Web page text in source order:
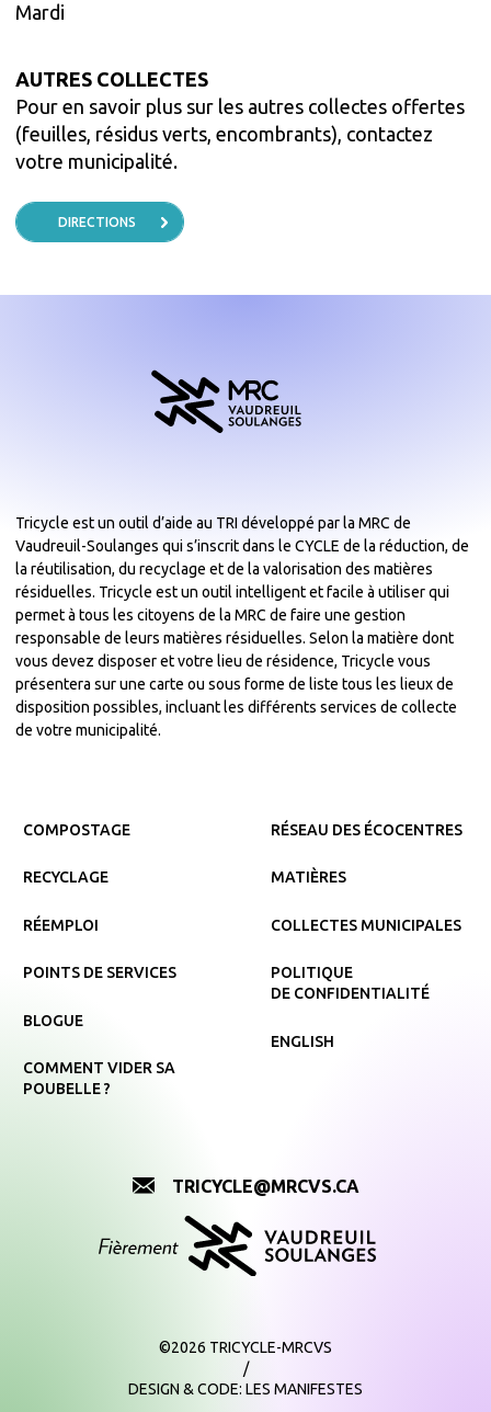
Mardi
AUTRES COLLECTES
Pour en savoir plus sur les autres collectes offertes
(feuilles, résidus verts, encombrants), contactez
votre municipalité.
DIRECTIONS
Tricycle est un outil d’aide au TRI développé par la MRC de
Vaudreuil-Soulanges qui s’inscrit dans le CYCLE de la réduction, de
la réutilisation, du recyclage et de la valorisation des matières
résiduelles. Tricycle est un outil intelligent et facile à utiliser qui
permet à tous les citoyens de la MRC de faire une gestion
responsable de leurs matières résiduelles. Selon la matière dont
vous devez disposer et votre lieu de résidence, Tricycle vous
présentera sur une carte ou sous forme de liste tous les lieux de
disposition possibles, incluant les différents services de collecte
de votre municipalité.
COMPOSTAGE
RECYCLAGE
RÉEMPLOI
POINTS DE SERVICES
BLOGUE
COMMENT VIDER SA
POUBELLE ?
RÉSEAU DES ÉCOCENTRES
MATIÈRES
COLLECTES MUNICIPALES
POLITIQUE
DE CONFIDENTIALITÉ
ENGLISH
TRICYCLE@MRCVS.CA
©2026 TRICYCLE-MRCVS
/
DESIGN & CODE: LES MANIFESTES